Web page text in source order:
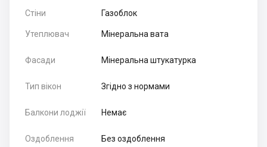
Стіни Газоблок
Утеплювач Мінеральна вата
Фасади Мінеральна штукатурка
Тип вікон Згідно з нормами
Балкони лоджії Немає
Оздоблення Без оздоблення